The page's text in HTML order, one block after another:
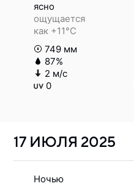
ясно
ощущается
как +11°C
749 мм
87%
2 м/с
0
17 ИЮЛЯ 2025
Ночью